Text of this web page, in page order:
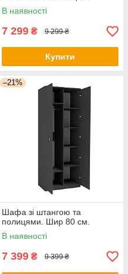
В наявності
7 299 ₴ 9 299 ₴
Купити
–21%
Шафа зі штангою та
полицями. Шир 80 см.
В наявності
7 399 ₴ 9 399 ₴